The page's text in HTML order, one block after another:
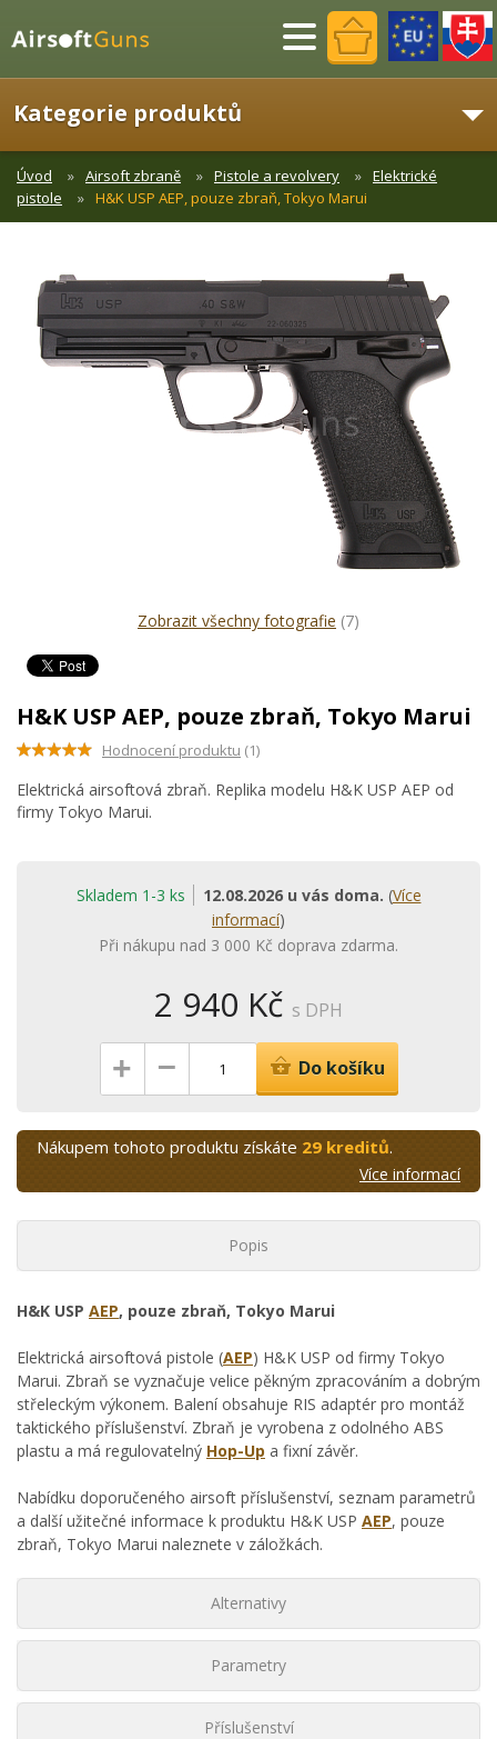
Menu
Kategorie produktů
Úvod Airsoft zbraně Pistole a revolvery
Elektrické
pistole
H&K USP AEP, pouze zbraň, Tokyo Marui
Zobrazit všechny fotografie (7)
H&K USP AEP, pouze zbraň, Tokyo Marui
Hodnocení produktu (1)
Elektrická airsoftová zbraň. Replika modelu H&K USP AEP od
firmy Tokyo Marui.
Skladem 1-3 ks 12.08.2026 u vás doma. (Více
informací)
Při nákupu nad 3 000 Kč doprava zdarma.
2 940 Kč s DPH
+ – Do košíku
Nákupem tohoto produktu získáte 29 kreditů.
Více informací
Popis
H&K USP AEP, pouze zbraň, Tokyo Marui
Elektrická airsoftová pistole (AEP) H&K USP od firmy Tokyo
Marui. Zbraň se vyznačuje velice pěkným zpracováním a dobrým
střeleckým výkonem. Balení obsahuje RIS adaptér pro montáž
taktického příslušenství. Zbraň je vyrobena z odolného ABS
plastu a má regulovatelný Hop-Up a fixní závěr.
Nabídku doporučeného airsoft příslušenství, seznam parametrů
a další užitečné informace k produktu H&K USP AEP, pouze
zbraň, Tokyo Marui naleznete v záložkách.
Alternativy
Parametry
Příslušenství